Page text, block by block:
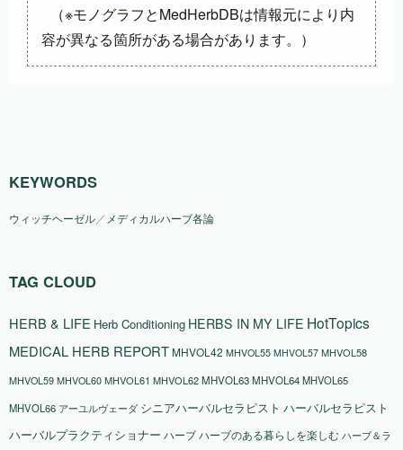
（※モノグラフとMedHerbDBは情報元により内
容が異なる箇所がある場合があります。）
KEYWORDS
ウィッチヘーゼル／ メディカルハーブ各論
TAG CLOUD
HERB & LIFE Herb Conditioning HERBS IN MY LIFE HotTopics
MEDICAL HERB REPORTMHVOL42 MHVOL55 MHVOL57 MHVOL58
MHVOL59 MHVOL60 MHVOL61 MHVOL62MHVOL63MHVOL64MHVOL65
MHVOL66 アーユルヴェーダ シニアハーバルセラピスト ハーバルセラピスト
ハーバルプラクティショナー ハーブハーブのある暮らしを楽しむ ハーブ＆ラ